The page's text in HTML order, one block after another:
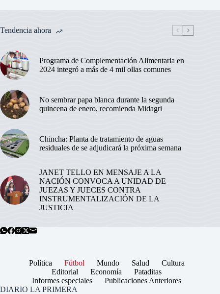
Tendencia ahora
Programa de Complementación Alimentaria en
2024 integró a más de 4 mil ollas comunes
No sembrar papa blanca durante la segunda
quincena de enero, recomienda Midagri
Chincha: Planta de tratamiento de aguas
residuales de se adjudicará la próxima semana
JANET TELLO EN MENSAJE A LA
NACIÓN CONVOCA A UNIDAD DE
JUEZAS Y JUECES CONTRA
INSTRUMENTALIZACIÓN DE LA
JUSTICIA
Política Fútbol Mundo Salud
Cultura
Editorial
Economía
Pataditas
Informes especiales
Publicaciones Anteriores
DIARIO LA PRIMERA